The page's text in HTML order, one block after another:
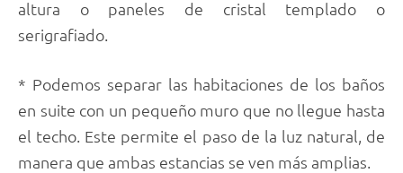
altura o paneles de cristal templado o
serigrafiado.
* Podemos separar las habitaciones de los baños
en suite con un pequeño muro que no llegue hasta
el techo. Este permite el paso de la luz natural, de
manera que ambas estancias se ven más amplias.